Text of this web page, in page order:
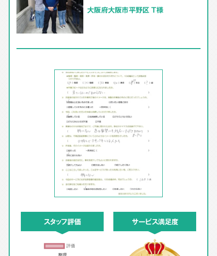
大阪府大阪市平野区 T様
スタッフ評価 サービス満足度